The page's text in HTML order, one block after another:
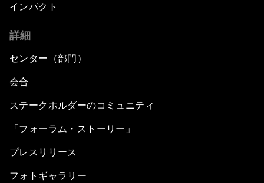
インパクト
詳細
センター（部門）
会合
ステークホルダーのコミュニティ
「フォーラム・ストーリー」
プレスリリース
フォトギャラリー